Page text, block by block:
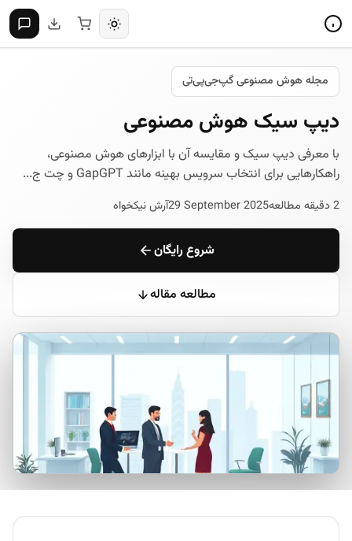
مجله هوش مصنوعی گپ‌جی‌پی‌تی
دیپ سیک هوش مصنوعی
با معرفی دیپ سیک و مقایسه آن با ابزارهای هوش مصنوعی،
راهکارهایی برای انتخاب سرویس بهینه مانند GapGPT و چت ج...
2 دقیقه مطالعه 29 September 2025آرش نیکخواه
شروع رایگان
مطالعه مقاله